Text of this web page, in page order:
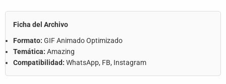
Contáctanos
Ficha del Archivo
Formato: GIF Animado Optimizado
Temática: Amazing
Compatibilidad: WhatsApp, FB, Instagram